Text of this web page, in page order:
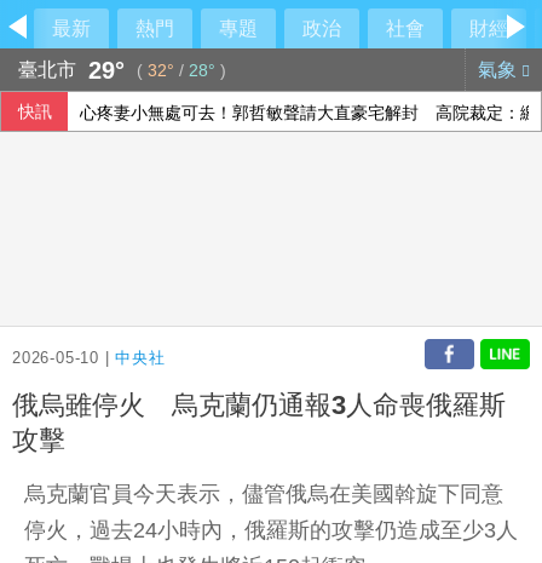
最新 熱門 專題 政治 社會
財經
臺北市 29° ( 32° / 28° ) 氣象
快訊 心疼妻小無處可去！郭哲敏聲請大直豪宅解封 高院裁定：繳
2026-05-10 |中央社
俄烏雖停火 烏克蘭仍通報3人命喪俄羅斯
攻擊
烏克蘭官員今天表示，儘管俄烏在美國斡旋下同意
停火，過去24小時內，俄羅斯的攻擊仍造成至少3人